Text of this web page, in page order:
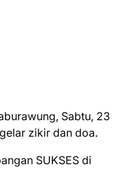
Sabtu, 23
zikir dan doa.
SUKSES di